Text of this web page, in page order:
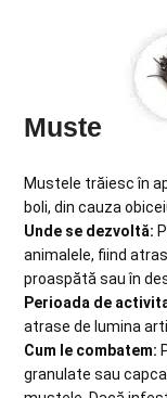
Muste
Mustele trăiesc în
boli, din cauza
Unde se dezvoltă:
animalele, fiind
proaspătă sau în
Perioada de
atrase de lumina
Cum le combatem:
granulate sau